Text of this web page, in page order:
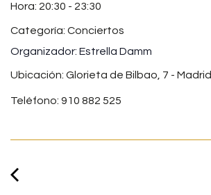
20:30 - 23:30
Categoría: Conciertos
Estrella Damm
Ubicación: Glorieta de Bilbao, 7 - Madrid
Teléfono: 910 882 525